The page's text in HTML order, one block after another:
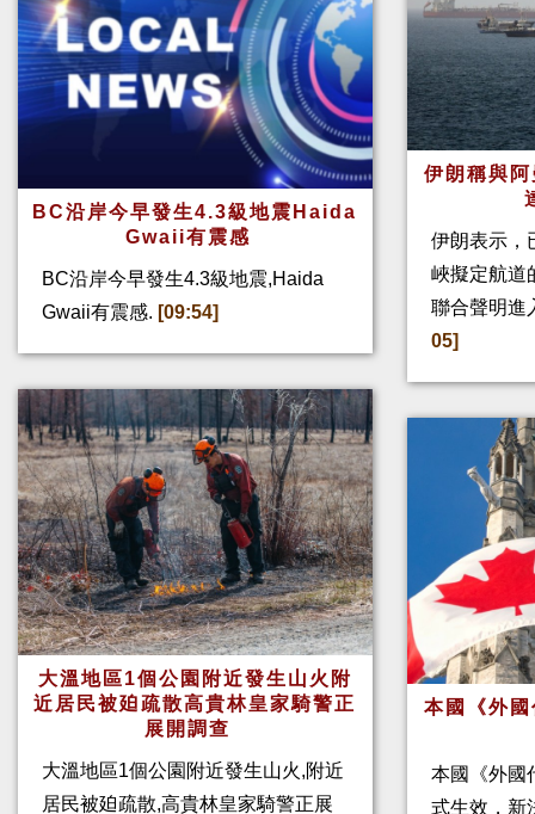
BC沿岸今早發生4.3級地震Haida
Gwaii有震感
BC沿岸今早發生4.3級地震,Haida
Gwaii有震感. [09:54]
大溫地區1個公園附近發生山火附
近居民被廹疏散高貴林皇家騎警正
展開調查
大溫地區1個公園附近發生山火,附近
居民被廹疏散,高貴林皇家騎警正展
伊朗稱與
伊朗表示，
峽擬定航道
聯合聲明進
05]
本國《外
本國《外國
式生效，新